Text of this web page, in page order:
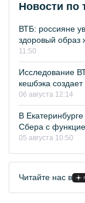
Новости по
ВТБ: россияне
здоровый образ
11:50
Исследование
кешбэка
06 августа 12:14
В
Сбера с
05 августа 10:50
Читайте нас в